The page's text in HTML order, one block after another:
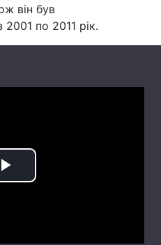
він був
по 2011 рік.
Play